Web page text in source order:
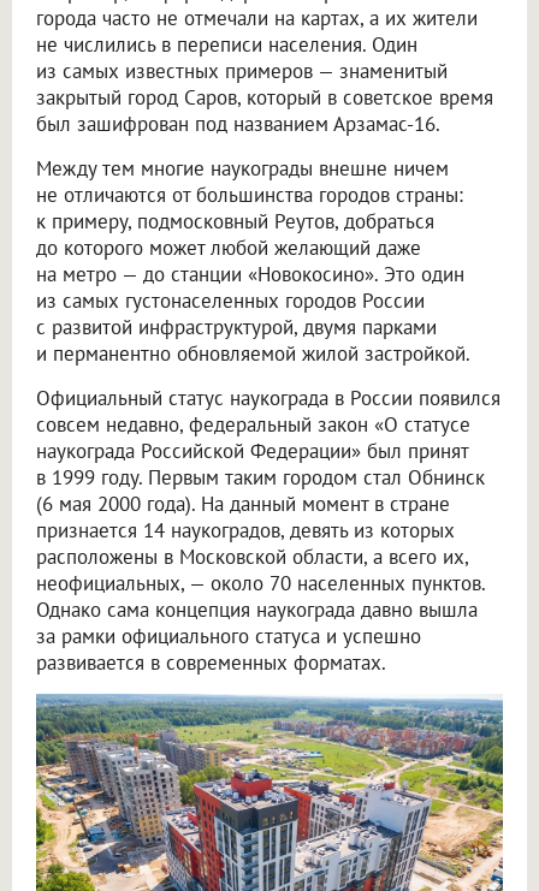
города часто не отмечали на картах, а их жители
не числились в переписи населения. Один
из самых известных примеров — знаменитый
закрытый город Саров, который в советское время
был зашифрован под названием Арзамас-16.
Между тем многие наукограды внешне ничем
не отличаются от большинства городов страны:
к примеру, подмосковный Реутов, добраться
до которого может любой желающий даже
на метро — до станции «Новокосино». Это один
из самых густонаселенных городов России
с развитой инфраструктурой, двумя парками
и перманентно обновляемой жилой застройкой.
Официальный статус наукограда в России появился
совсем недавно, федеральный закон «О статусе
наукограда Российской Федерации» был принят
в 1999 году. Первым таким городом стал Обнинск
(6 мая 2000 года). На данный момент в стране
признается 14 наукоградов, девять из которых
расположены в Московской области, а всего их,
неофициальных, — около 70 населенных пунктов.
Однако сама концепция наукограда давно вышла
за рамки официального статуса и успешно
развивается в современных форматах.